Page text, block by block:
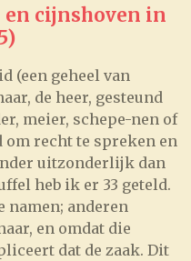
cijnshoven in
(een geheel van
de heer, gesteund
meier, schepe-nen of
om recht te spreken en
uitzonderlijk dan
heb ik er 33 geteld.
namen; anderen
en omdat die
dat de zaak. Dit